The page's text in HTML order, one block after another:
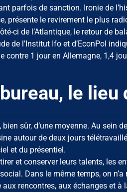
parfois de sanction. Ironie de
présente le revirement le plus
ci de l’Atlantique, le retour de
de l’Institut Ifo et d’EconPol
contre 1 jour en Allemagne, 1,4
le
bien sûr, d’une moyenne. Au sein
autour de deux jours
et du présentiel.
et conserver leurs talents, les
Dans le même temps, on
aux rencontres, aux échanges et